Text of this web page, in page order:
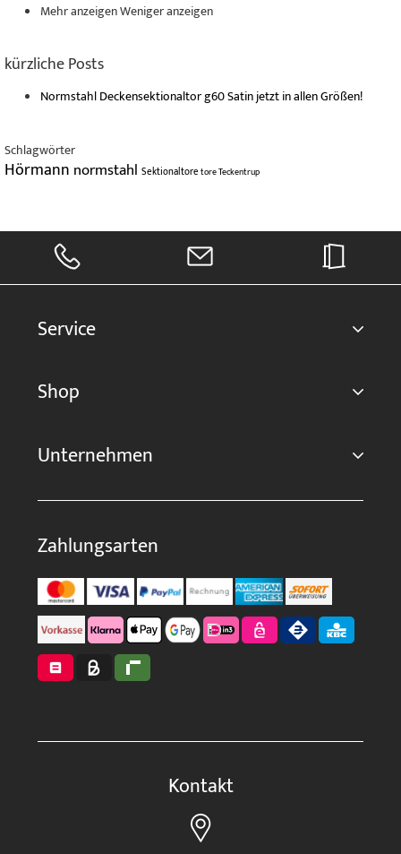
Mehr anzeigenWeniger anzeigen
kürzliche Posts
Normstahl Deckensektionaltor g60 Satin jetzt in allen Größen!
Schlagwörter
Hörmann normstahl SektionaltoretoreTeckentrup
Service
Shop
Unternehmen
Zahlungsarten
Kontakt